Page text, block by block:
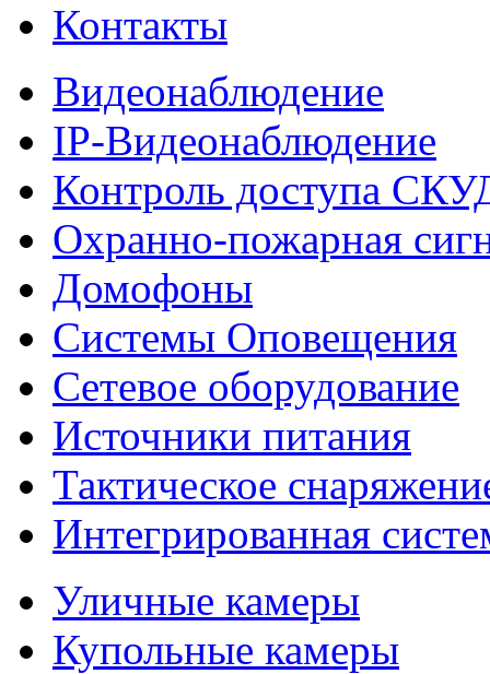
Контакты
Видеонаблюдение
IP-Видеонаблюдение
Контроль доступа
Охранно-пожарная
Домофоны
Системы Оповещения
Сетевое оборудование
Источники питания
Тактическое
Интегрированная
Уличные камеры
Купольные камеры